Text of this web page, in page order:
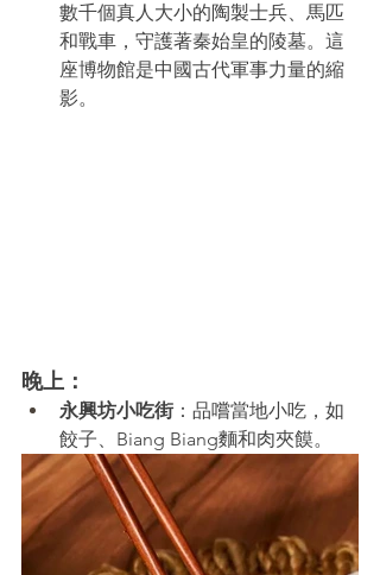
數千個真人大小的陶製士兵、馬匹
和戰車，守護著秦始皇的陵墓。這
座博物館是中國古代軍事力量的縮
影。
晚上：
永興坊小吃街：品嚐當地小吃，如
餃子、Biang Biang麵和肉夾饃。